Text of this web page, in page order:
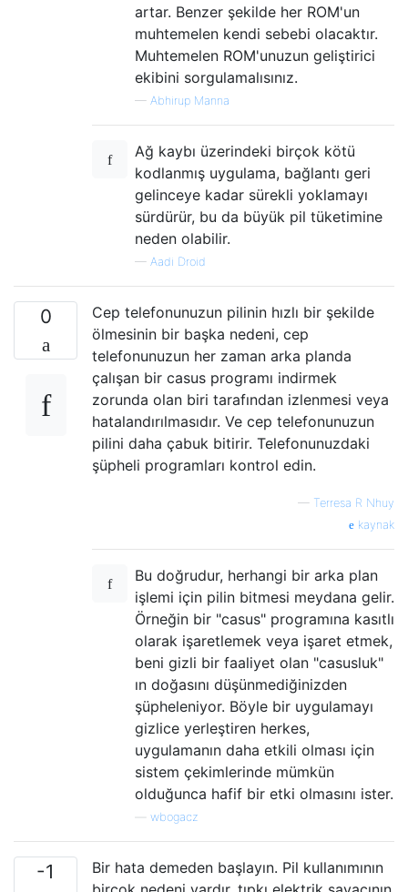
artar. Benzer şekilde her ROM'un
muhtemelen kendi sebebi olacaktır.
Muhtemelen ROM'unuzun geliştirici
ekibini sorgulamalısınız.
— Abhirup Manna
Ağ kaybı üzerindeki birçok kötü
kodlanmış uygulama, bağlantı geri
gelinceye kadar sürekli yoklamayı
sürdürür, bu da büyük pil tüketimine
neden olabilir.
— Aadi Droid
0
Cep telefonunuzun pilinin hızlı bir şekilde
ölmesinin bir başka nedeni, cep
telefonunuzun her zaman arka planda
çalışan bir casus programı indirmek
zorunda olan biri tarafından izlenmesi veya
hatalandırılmasıdır. Ve cep telefonunuzun
pilini daha çabuk bitirir. Telefonunuzdaki
şüpheli programları kontrol edin.
— Terresa R Nhuy
kaynak
Bu doğrudur, herhangi bir arka plan
işlemi için pilin bitmesi meydana gelir.
Örneğin bir "casus" programına kasıtlı
olarak işaretlemek veya işaret etmek,
beni gizli bir faaliyet olan "casusluk"
ın doğasını düşünmediğinizden
şüpheleniyor. Böyle bir uygulamayı
gizlice yerleştiren herkes,
uygulamanın daha etkili olması için
sistem çekimlerinde mümkün
olduğunca hafif bir etki olmasını ister.
wbogacz
-1
Bir hata demeden başlayın. Pil kullanımının